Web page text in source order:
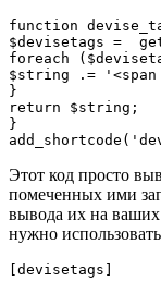
function
$devisetags =
foreach
$string .=
}
return $string;
}
Этот код просто
помеченных ими
вывода их на
нужно
[devisetags]